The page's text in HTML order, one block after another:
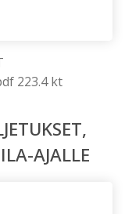
223.4 kt
AJALLE